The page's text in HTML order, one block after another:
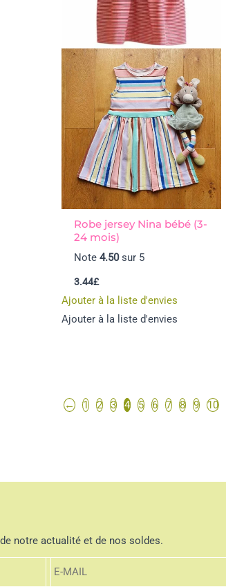
Robe jersey Nina bébé (3-
24 mois)
Note 4.50sur 5
3.44£
Ajouter à la liste d'envies
Ajouter à la liste d'envies
← 1 2 3 4 5 6 7 8 9 10
notre actualité et de nos soldes.